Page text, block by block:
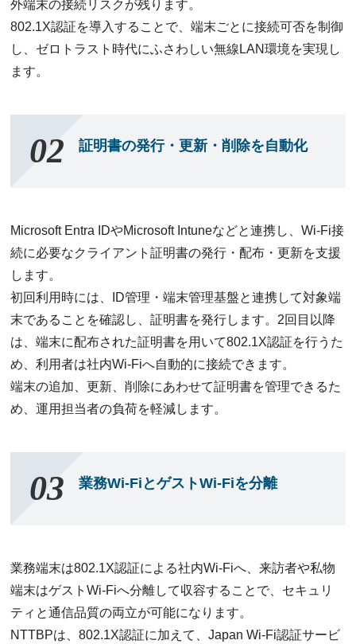
外端末の接続リスクが残ります。
802.1X認証を導入することで、端末ごとに接続可否を制御
し、ゼロトラスト時代にふさわしい無線LAN環境を実現し
ます。
証明書の発行・更新・削除を自動化
Microsoft Entra IDやMicrosoft Intuneなどと連携し、Wi-Fi接
続に必要なクライアント証明書の発行・配布・更新を支援
します。
初回利用時には、ID管理・端末管理基盤と連携して対象端
末であることを確認し、証明書を発行します。2回目以降
は、端末に配布された証明書を用いて802.1X認証を行うた
め、利用者は社内Wi-Fiへ自動的に接続できます。
端末の追加、更新、削除にあわせて証明書を管理できるた
め、運用担当者の負荷を軽減します。
業務Wi-FiとゲストWi-Fiを分離
業務端末は802.1X認証による社内Wi-Fiへ、来訪者や私物
端末はゲストWi-Fiへ分離して収容することで、セキュリ
ティと通信品質の両立が可能になります。
NTTBPは、802.1X認証に加えて、Japan Wi-Fi認証サービ